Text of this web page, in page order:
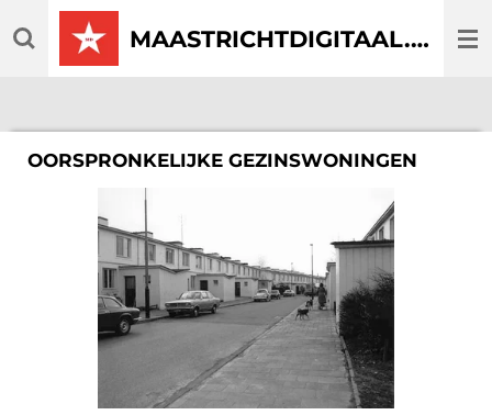
direct
MAASTRICHTDIGITAAL.COM
OORSPRONKELIJKE GEZINSWONINGEN